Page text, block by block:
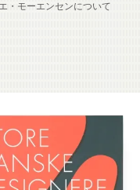
・モーエンセンについて